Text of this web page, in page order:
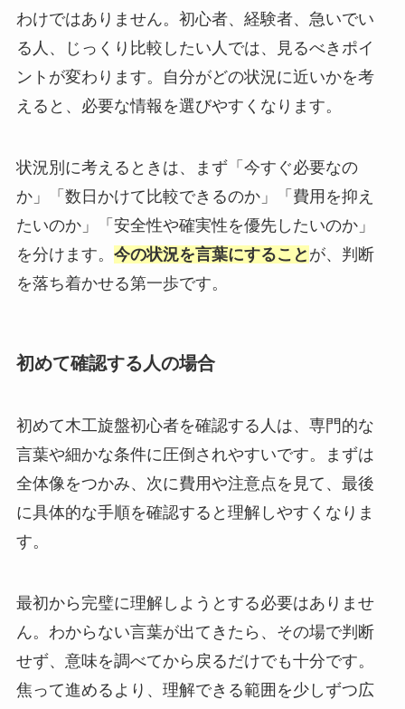
わけではありません。初心者、経験者、急いでい
る人、じっくり比較したい人では、見るべきポイ
ントが変わります。自分がどの状況に近いかを考
えると、必要な情報を選びやすくなります。
状況別に考えるときは、まず「今すぐ必要なの
か」「数日かけて比較できるのか」「費用を抑え
たいのか」「安全性や確実性を優先したいのか」
を分けます。 今の状況を言葉にすること が、判断
を落ち着かせる第一歩です。
初めて確認する人の場合
初めて木工旋盤初心者を確認する人は、専門的な
言葉や細かな条件に圧倒されやすいです。まずは
全体像をつかみ、次に費用や注意点を見て、最後
に具体的な手順を確認すると理解しやすくなりま
す。
最初から完璧に理解しようとする必要はありませ
ん。わからない言葉が出てきたら、その場で判断
せず、意味を調べてから戻るだけでも十分です。
焦って進めるより、理解できる範囲を少しずつ広